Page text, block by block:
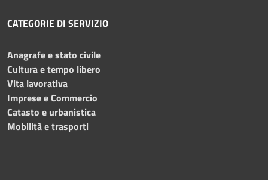
CATEGORIE DI SERVIZIO
Anagrafe e stato civile
Cultura e tempo libero
Vita lavorativa
Imprese e Commercio
Catasto e urbanistica
Mobilità e trasporti